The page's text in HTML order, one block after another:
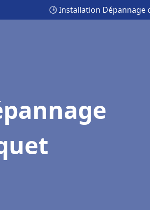
🕒 Installation